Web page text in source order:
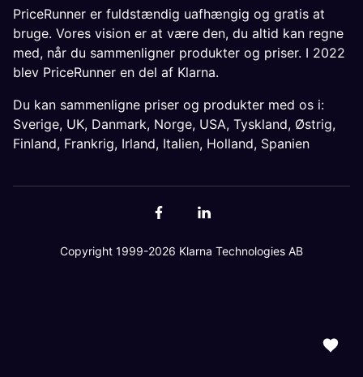
PriceRunner er fuldstændig uafhængig og gratis at
bruge. Vores vision er at være den, du altid kan regne
med, når du sammenligner produkter og priser. I 2022
blev PriceRunner en del af Klarna.
Du kan sammenligne priser og produkter med os i:
Sverige, UK, Danmark, Norge, USA, Tyskland, Østrig,
Finland, Frankrig, Irland, Italien, Holland, Spanien
Copyright 1999-2026 Klarna Technologies AB